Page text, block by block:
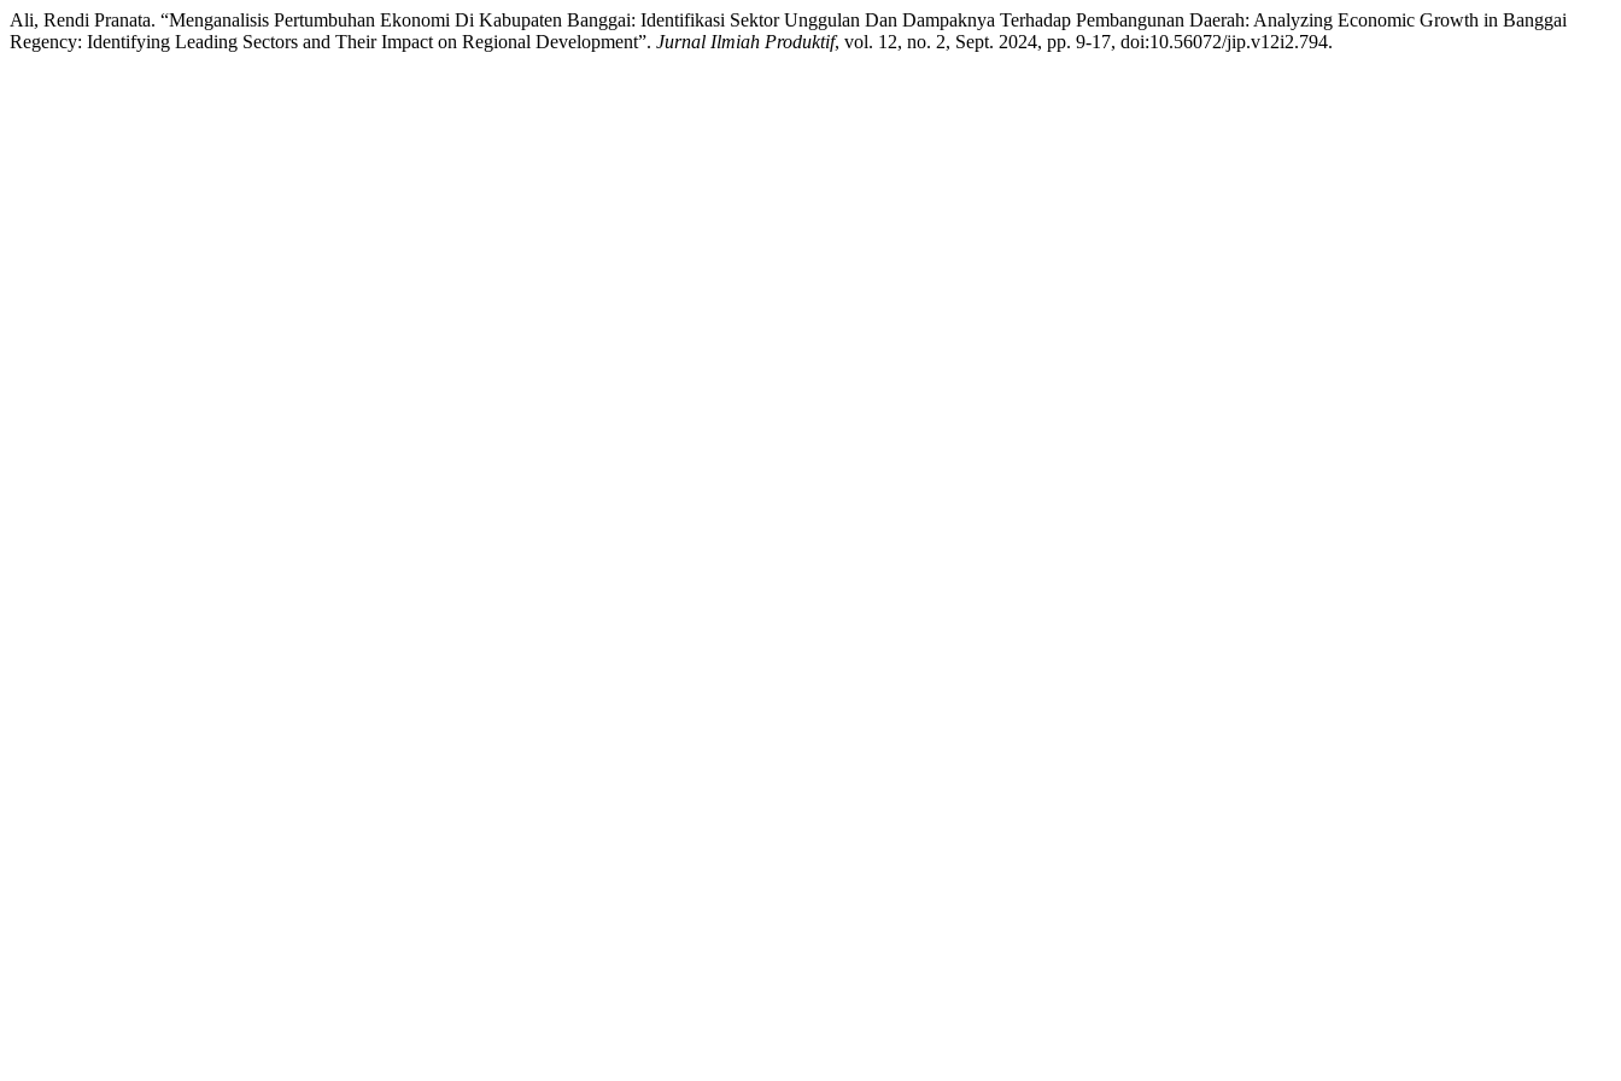
Ali, Rendi Pranata. “Menganalisis Pertumbuhan Ekonomi Di Kabupaten Banggai: Identifikasi Sektor Unggulan Dan Dampaknya Terhadap Pembangunan Daerah: Analyzing Economic Growth in Banggai
Regency: Identifying Leading Sectors and Their Impact on Regional Development”. Jurnal Ilmiah Produktif, vol. 12, no. 2, Sept. 2024, pp. 9-17, doi:10.56072/jip.v12i2.794.